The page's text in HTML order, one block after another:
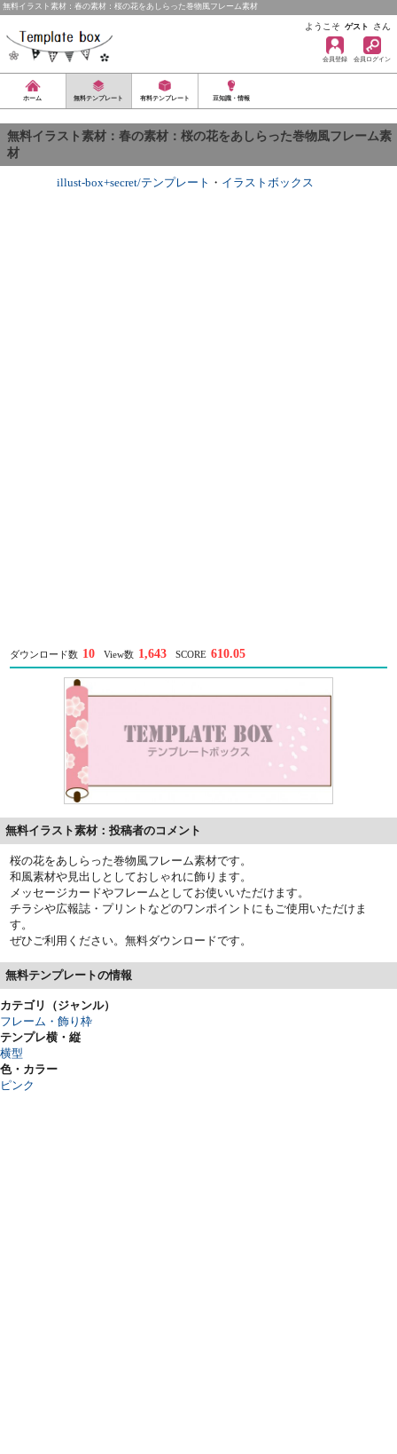
無料イラスト素材：春の素材：桜の花をあしらった巻物風フレーム素材
ようこそ ゲスト さん
会員登録 会員ログイン
ホーム 無料テンプレート 有料テンプレート 豆知識・情報
無料イラスト素材：春の素材：桜の花をあしらった巻物風フレーム素
材
illust-box+secret/テンプレート ・ イラストボックス
ダウンロード数 10 View数 1,643 SCORE 610.05
無料イラスト素材：投稿者のコメント
桜の花をあしらった巻物風フレーム素材です。
和風素材や見出しとしておしゃれに飾ります。
メッセージカードやフレームとしてお使いいただけます。
チラシや広報誌・プリントなどのワンポイントにもご使用いただけま
す。
ぜひご利用ください。無料ダウンロードです。
無料テンプレートの情報
カテゴリ（ジャンル）
フレーム・飾り枠
テンプレ横・縦
横型
色・カラー
ピンク